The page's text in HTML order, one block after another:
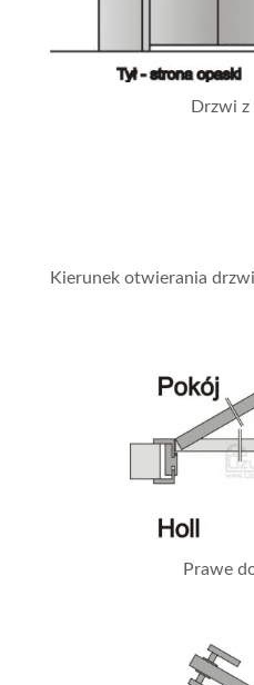
Drzwi z
Kierunek otwierania
Prawe